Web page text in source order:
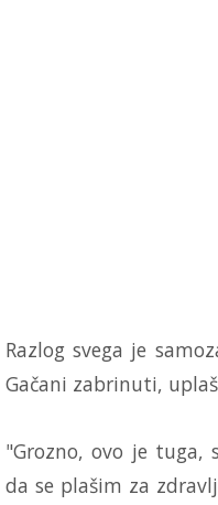
Razlog svega je
Gačani zabrinuti,
"Grozno, ovo je tuga,
da se plašim za